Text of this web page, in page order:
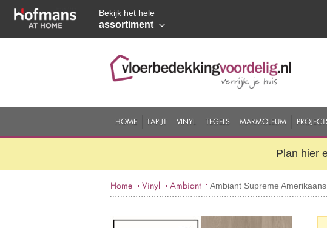
Bekijk het hele
assortiment
HOME TAPIJT VINYL TEGELS MARMOLEUM
Plan hier
Home Vinyl Ambiant Ambiant Supreme